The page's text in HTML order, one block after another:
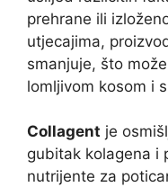
prehrane ili
utjecajima,
smanjuje, što
lomljivom kosom i
Collagent je
gubitak kolagena i
nutrijente za